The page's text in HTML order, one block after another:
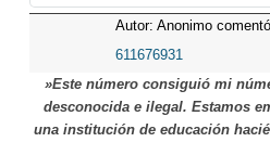
Autor: Anonimo
611676931
»Este número consiguió mi
desconocida e ilegal. Estamos
una institución de educación